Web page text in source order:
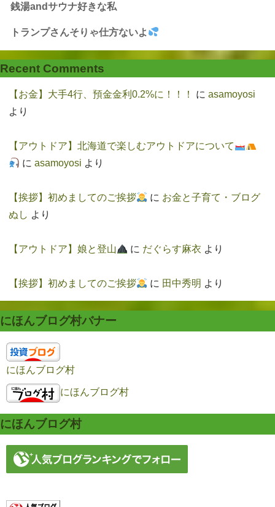
銭湯andサウナ好きな私
トランプさんそりゃ仕方ないよ
Recent Comments
【お金】大手4行、預金金利0.2%に！！！ に asamoyosi
より
【アウトドア】北海道で楽しむアウトドアについて
に asamoyosi より
【挨拶】初めましてのご挨拶 に お金と子育て・ブログ
ぬし より
【アウトドア】娘と登山 に だぐらす麻衣 より
【挨拶】初めましてのご挨拶 に 田中秀明 より
にほんブログ村バナー
にほんブログ村
にほんブログ村
にほんブログ村